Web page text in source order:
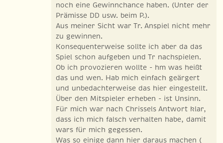
noch eine Gewinnchance haben. (Unter der
Prämisse DD usw. beim P.).
Aus meiner Sicht war Tr. Anspiel nicht mehr
zu gewinnen.
Konsequenterweise sollte ich aber da das
Spiel schon aufgeben und Tr nachspielen.
Ob ich provozieren wollte - hm was heißt
das und wen. Hab mich einfach geärgert
und unbedachterweise das hier eingestellt.
Über den Mitspieler erheben - ist Unsinn.
Für mich war nach Chrissels Antwort klar,
dass ich mich falsch verhalten habe, damit
wars für mich gegessen.
Was so einige dann hier daraus machen (